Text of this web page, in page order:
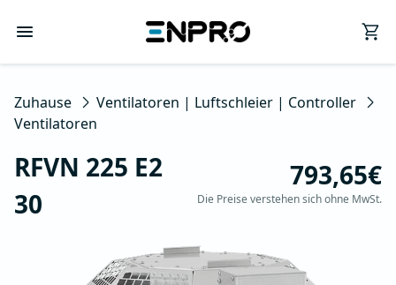
Zuhause
Ventilatoren | Luftschleier | Controller
Ventilatoren
RFVN 225 E2
30
793,65€
Die Preise verstehen sich ohne MwSt.